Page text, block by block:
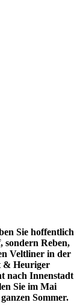
Sie hoffentlich
sondern Reben,
Veltliner in der
& Heuriger
nach Innenstadt
Sie im Mai
Sommer.